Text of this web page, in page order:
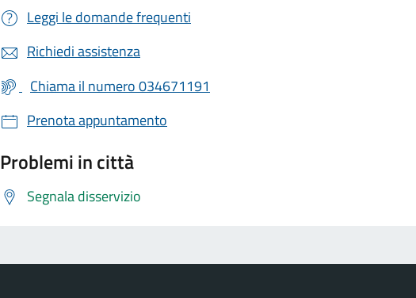
Leggi le domande frequenti
Richiedi assistenza
Chiama il numero 034671191
Prenota appuntamento
Problemi in città
Segnala disservizio